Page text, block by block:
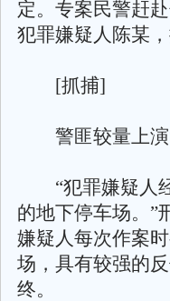
定。专案民警赶
犯罪嫌疑人陈某
[抓捕]
警匪较量上演
“犯罪嫌疑人经
的地下停车场。”
嫌疑人每次作案
场，具有较强的
终。